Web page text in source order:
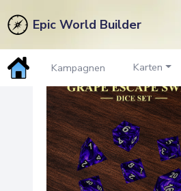
Epic World Builder
Kampagnen Karten